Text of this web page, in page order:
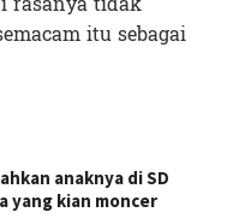
itu sebagai
anaknya di SD
yang kian moncer